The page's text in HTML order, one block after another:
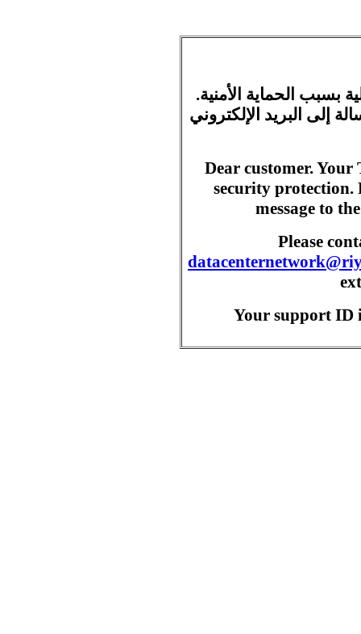
بسبب الحماية الأمنية.
إلى البريد الإلكتروني
Dear customer. Your
security protection.
message to
Please
Your support ID